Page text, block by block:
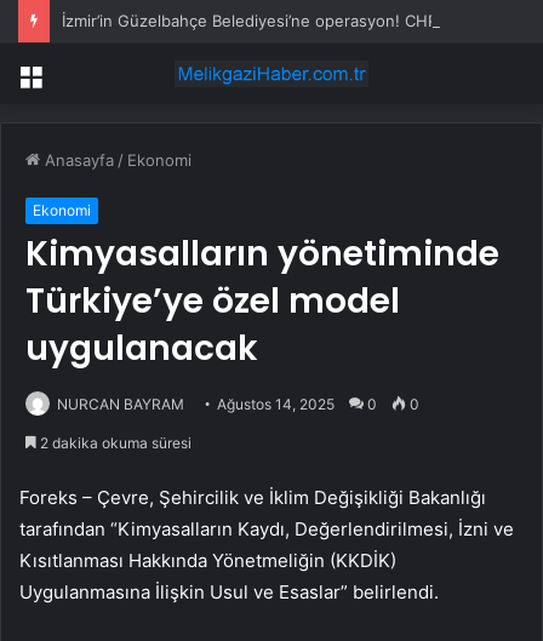
Menü
Anasayfa / Ekonomi
Ekonomi
Kimyasalların yönetiminde
Türkiye’ye özel model
uygulanacak
NURCAN BAYRAM Ağustos 14, 2025 0 0
2 dakika okuma süresi
Foreks – Çevre, Şehircilik ve İklim Değişikliği Bakanlığı
tarafından “Kimyasalların Kaydı, Değerlendirilmesi, İzni ve
Kısıtlanması Hakkında Yönetmeliğin (KKDİK)
Uygulanmasına İlişkin Usul ve Esaslar” belirlendi.